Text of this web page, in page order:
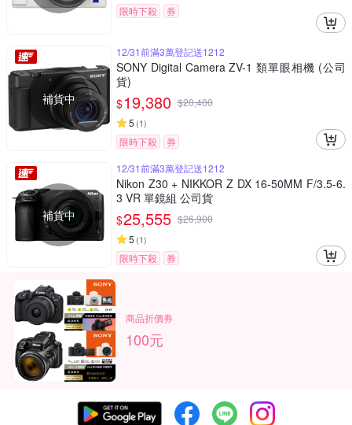
限時下殺 券
補貨中
12/31前滿3萬登記送1212
SONY Digital Camera ZV-1 類單眼相機 (公司
貨)
$19,380 $20,400
5 (1)
限時下殺 券
補貨中
12/31前滿3萬登記送1212
Nikon Z30 + NIKKOR Z DX 16-50MM F/3.5-6.
3 VR 單鏡組 公司貨
$25,555 $26,900
5 (1)
限時下殺 券
商品折價券
100元